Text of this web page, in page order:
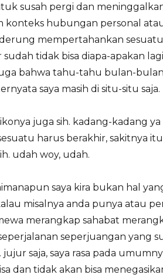
susah pergi dan
konteks hubungan personal
mempertahankan
tidak bisa diapa-apakan
bahwa tahu-tahu bulan-
saya masih di situ-situ saja.
juga sih. kadang-kadang
harus berakhir, sakitnya
udah woy, udah.
saya kira bukan hal
misalnya anda punya atau
merangkap sahabat
seperjuangan yang
saja, saya rasa pada
dan tidak akan bisa